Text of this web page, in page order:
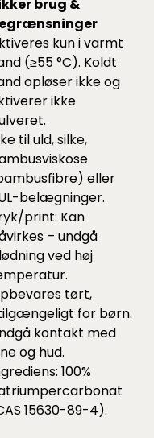
brug &
kun i varmt
(≥55 °C). Koldt
opløser ikke og
ikke
til uld, silke,
eller
belægninger.
print: Kan
– undgå
ved høj
tørt,
for børn.
kontakt med
og hud.
100%
15630-89-4).